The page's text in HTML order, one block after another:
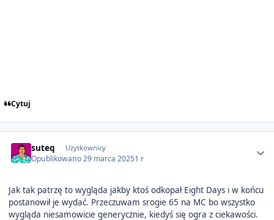
Cytuj
suteq Użytkownicy
Opublikowano29 marca 20251 r
Jak tak patrzę to wygląda jakby ktoś odkopał Eight Days i w końcu
postanowił je wydać. Przeczuwam srogie 65 na MC bo wszystko
wygląda niesamowicie generycznie, kiedyś się ogra z ciekawości.